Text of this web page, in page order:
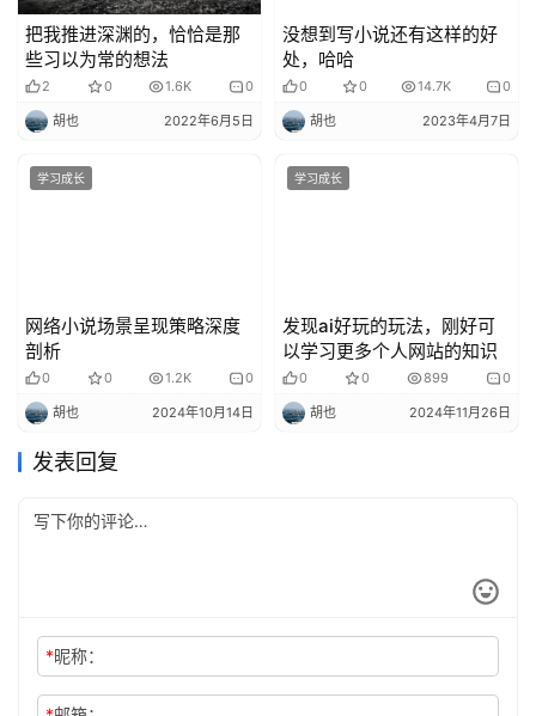
把我推进深渊的，恰恰是那
些习以为常的想法
2 0 1.6K 0
胡也 2022年6月5日
没想到写小说还有这样的好
处，哈哈
0 0 14.7K 0
胡也 2023年4月7日
学习成长
网络小说场景呈现策略深度
剖析
0 0 1.2K 0
胡也 2024年10月14日
学习成长
发现ai好玩的玩法，刚好可
以学习更多个人网站的知识
0 0 899 0
胡也 2024年11月26日
发表回复
*昵称：